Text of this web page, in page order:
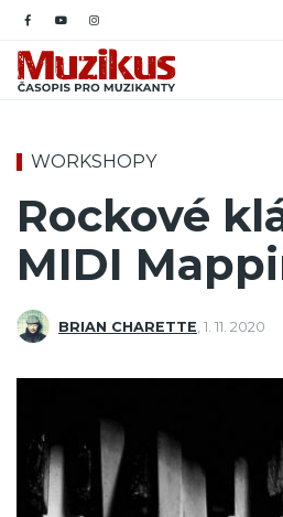
WORKSHOPY
Rockové
MIDI
BRIAN CHARETTE 1. 11. 2020